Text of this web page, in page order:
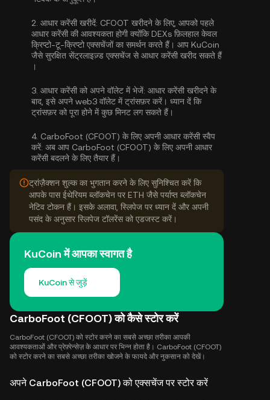
2. आधार करेंसी खरीदें: CFOOT खरीदने के लिए, आपको पहले
आधार करेंसी की आवश्यकता होगी क्योंकि DEXs फ़िलहाल केवल
क्रिप्टो-टू-क्रिप्टो एक्सचेंजों का समर्थन करते हैं। आप KuCoin
जैसे सुरक्षित सेंट्रलाइज़्ड एक्सचेंज सेआधार करेंसी खरीद सकते हैं
।
3. आधार करेंसी को अपने वॉलेट में भेजें: आधार करेंसी खरीदने के
बाद, इसे अपने web3 वॉलेट में ट्रांसफ़र करें। ध्यान दें कि
ट्रांसफ़र को पूरा होने में कुछ मिनट लग सकते हैं।
4. CarboFoot (CFOOT) के लिए अपनी आधार करेंसी स्वैप
करें: अब आप CarboFoot (CFOOT) के लिए अपनी आधार
करेंसी बदलने के लिए तैयार हैं।
ट्रांज़ैक्शन शुल्क का भुगतान करने के लिए सुनिश्चित करें कि
आपके पास ईथेरियम ब्लॉकचेन पर ETH जैसे पर्याप्त ब्लॉकचेन
नेटिव टोकन हैं। इसके अलावा, स्लिपेज पर ध्यान दें और अपनी
पसंद के अनुसार स्लिपेज टॉलरेंस को एडजस्ट करें।
KuCoin में आपका स्वागत है
KuCoin से जुड़ें
CarboFoot (CFOOT) को कैसे स्टोर करें
CarboFoot (CFOOT) को स्टोर करने का सबसे अच्छा तरीका आपकी
आवश्यकताओं और प्रेफ़्रेन्सेज़ के आधार पर भिन्न होता है। CarboFoot (CFOOT)
को स्टोर करने का सबसे अच्छा तरीका खोजने के फायदे और नुकसान को देखें।
अपने CarboFoot (CFOOT) को एक्सचेंज पर स्टोर करें